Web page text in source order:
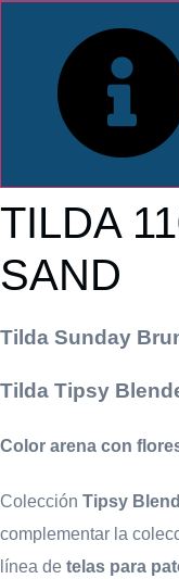
TILDA
SAND
Tilda Sunday
Tilda Tipsy
Color arena con
Colección Tipsy
complementar la
línea de telas para